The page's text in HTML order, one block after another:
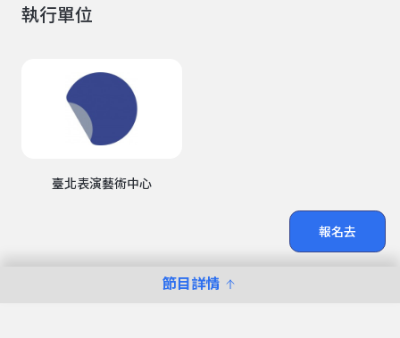
報名去
節目詳情
執行單位
臺北表演藝術中心